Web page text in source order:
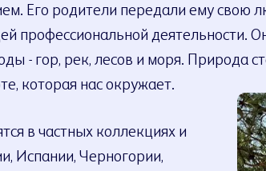
Его родители передали ему свою
профессиональной деятельности.
- гор, рек, лесов и моря. Природа
которая нас окружает.
в частных коллекциях и
Испании, Черногории,